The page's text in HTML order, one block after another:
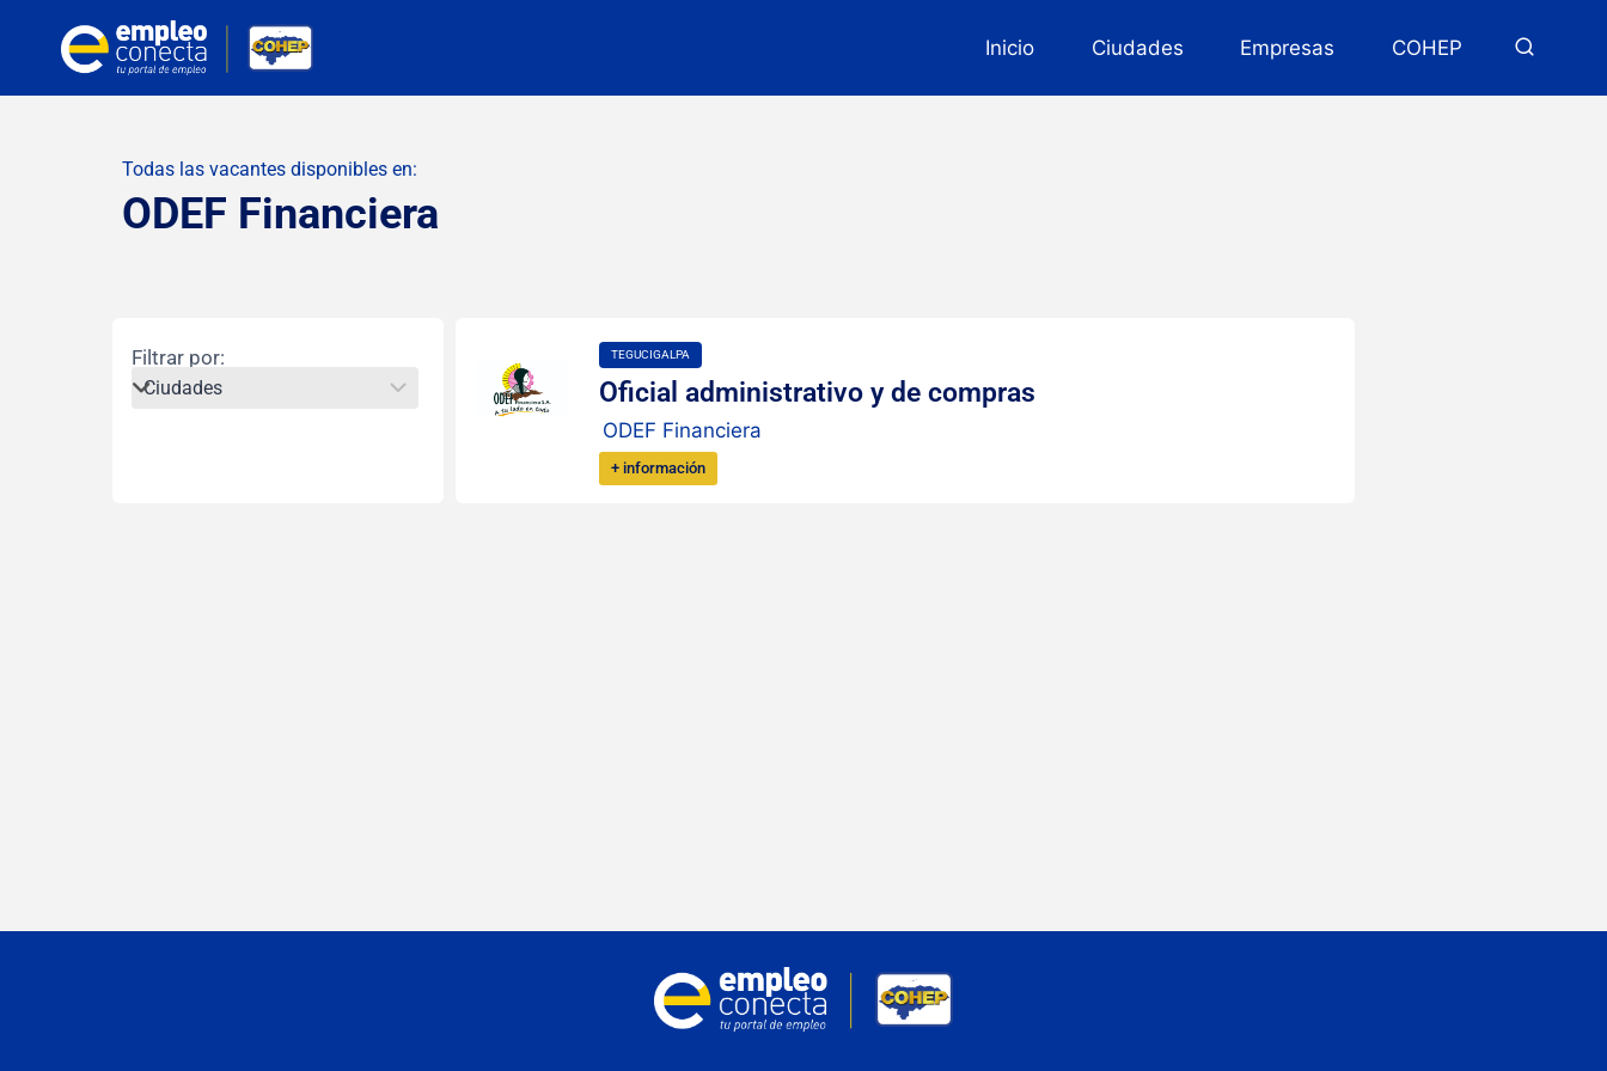
Inicio Ciudades Empresas COHEP
Todas las vacantes disponibles en:
ODEF Financiera
Filtrar por: TEGUCIGALPA
Oficial administrativo y de compras
ODEF Financiera
+ información